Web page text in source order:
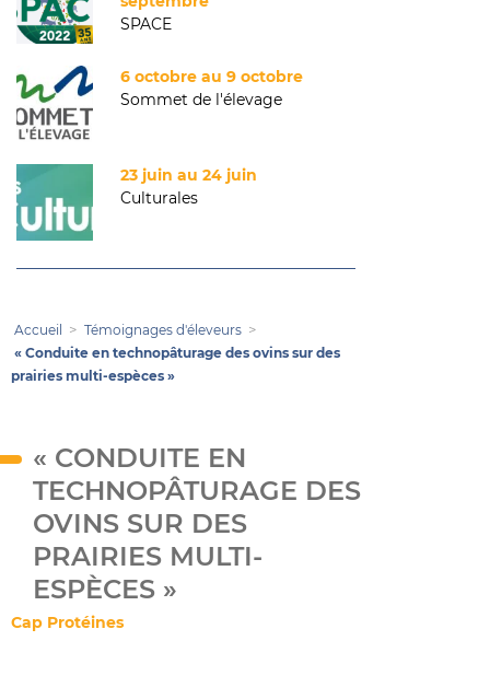
SPACE
6 octobre au 9 octobre
Sommet de l'élevage
23 juin au 24 juin
Culturales
Accueil
Témoignages d'éleveurs
« Conduite en technopâturage des ovins sur des
prairies multi-espèces »
« CONDUITE EN
TECHNOPÂTURAGE DES
OVINS SUR DES
PRAIRIES MULTI-
ESPÈCES »
Cap Protéines